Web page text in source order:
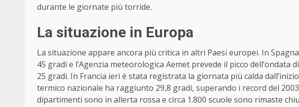
durante le giornate più torride.
La situazione in Europa
La situazione appare ancora più critica in altri Paesi europei. In
45 gradi e l’Agenzia meteorologica Aemet prevede il picco
25 gradi. In Francia ieri è stata registrata la giornata più calda
termico nazionale ha raggiunto 29,8 gradi, superando i record del
dipartimenti sono in allerta rossa e circa 1.800 scuole sono rimaste